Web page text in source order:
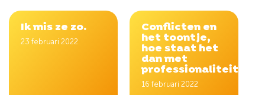
Ik mis ze zo.
23 februari 2022
Conflicten en
het toontje,
hoe staat het
dan met
professionaliteit?
16 februari 2022